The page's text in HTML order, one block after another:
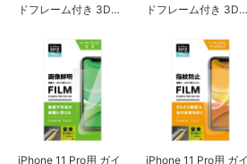
ドフレーム付き 3Dダ
アンチグレア
ドフレーム付き 3Dダ
ブルーライト低減
iPhone 11 Pro用 ガイ
iPhone 11 Pro用 ガイ